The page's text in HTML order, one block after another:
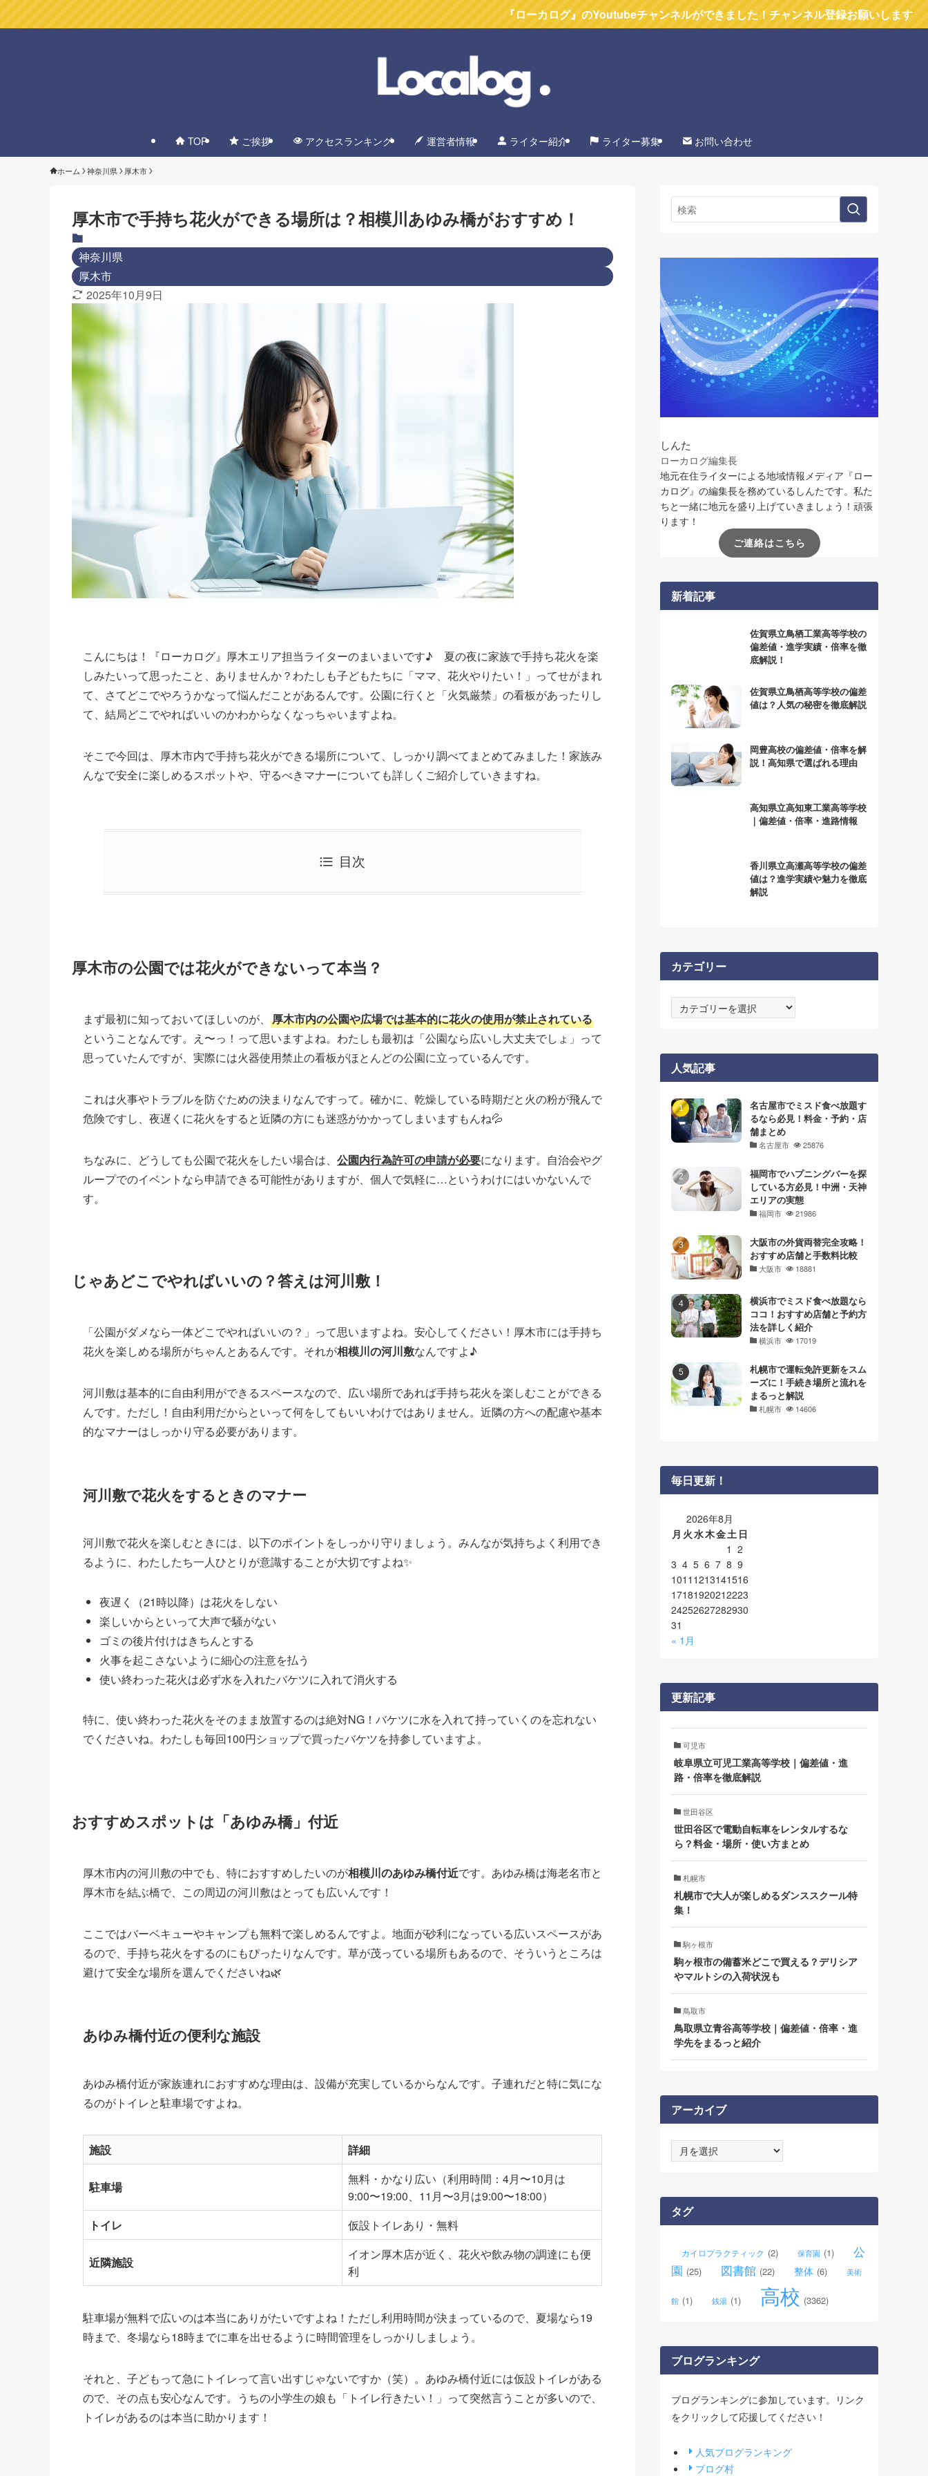
『ローカログ』のYoutubeチャンネルができました！チャンネル登録お願いします
TOP ご挨拶 アクセスランキング 運営者情報 ライター紹介 ライター募集 お問い合わせ
ホーム 神奈川県 厚木市
厚木市で手持ち花火ができる場所は？相模川あゆみ橋がおすすめ！
神奈川県
厚木市
2025年10月9日
こんにちは！『ローカログ』厚木エリア担当ライターのまいまいです♪ 夏の夜に家族で手持ち花火を楽
しみたいって思ったこと、ありませんか？わたしも子どもたちに「ママ、花火やりたい！」ってせがまれ
て、さてどこでやろうかなって悩んだことがあるんです。公園に行くと「火気厳禁」の看板があったりし
て、結局どこでやればいいのかわからなくなっちゃいますよね。
そこで今回は、厚木市内で手持ち花火ができる場所について、しっかり調べてまとめてみました！家族み
んなで安全に楽しめるスポットや、守るべきマナーについても詳しくご紹介していきますね。
目次
厚木市の公園では花火ができないって本当？
まず最初に知っておいてほしいのが、 厚木市内の公園や広場では基本的に花火の使用が禁止されている
ということなんです。え〜っ！って思いますよね。わたしも最初は「公園なら広いし大丈夫でしょ」って
思っていたんですが、実際には火器使用禁止の看板がほとんどの公園に立っているんです。
これは火事やトラブルを防ぐための決まりなんですって。確かに、乾燥している時期だと火の粉が飛んで
危険ですし、夜遅くに花火をすると近隣の方にも迷惑がかかってしまいますもんね💦
ちなみに、どうしても公園で花火をしたい場合は、 公園内行為許可の申請が必要になります。自治会やグ
ループでのイベントなら申請できる可能性がありますが、個人で気軽に…というわけにはいかないんで
す。
じゃあどこでやればいいの？答えは河川敷！
「公園がダメなら一体どこでやればいいの？」って思いますよね。安心してください！厚木市には手持ち
花火を楽しめる場所がちゃんとあるんです。それが相模川の河川敷なんですよ♪
河川敷は基本的に自由利用ができるスペースなので、広い場所であれば手持ち花火を楽しむことができる
んです。ただし！自由利用だからといって何をしてもいいわけではありません。近隣の方への配慮や基本
的なマナーはしっかり守る必要があります。
河川敷で花火をするときのマナー
河川敷で花火を楽しむときには、以下のポイントをしっかり守りましょう。みんなが気持ちよく利用でき
るように、わたしたち一人ひとりが意識することが大切ですよね✨
夜遅く（21時以降）は花火をしない
楽しいからといって大声で騒がない
ゴミの後片付けはきちんとする
火事を起こさないように細心の注意を払う
使い終わった花火は必ず水を入れたバケツに入れて消火する
特に、使い終わった花火をそのまま放置するのは絶対NG！バケツに水を入れて持っていくのを忘れない
でくださいね。わたしも毎回100円ショップで買ったバケツを持参していますよ。
おすすめスポットは「あゆみ橋」付近
厚木市内の河川敷の中でも、特におすすめしたいのが相模川のあゆみ橋付近です。あゆみ橋は海老名市と
厚木市を結ぶ橋で、この周辺の河川敷はとっても広いんです！
ここではバーベキューやキャンプも無料で楽しめるんですよ。地面が砂利になっている広いスペースがあ
るので、手持ち花火をするのにもぴったりなんです。草が茂っている場所もあるので、そういうところは
避けて安全な場所を選んでくださいね🌿
あゆみ橋付近の便利な施設
あゆみ橋付近が家族連れにおすすめな理由は、設備が充実しているからなんです。子連れだと特に気にな
るのがトイレと駐車場ですよね。
施設 詳細
駐車場
無料・かなり広い（利用時間：4月〜10月は
9:00〜19:00、11月〜3月は9:00〜18:00）
トイレ
仮設トイレあり・無料
近隣施設
イオン厚木店が近く、花火や飲み物の調達にも便
利
駐車場が無料で広いのは本当にありがたいですよね！ただし利用時間が決まっているので、夏場なら19
時まで、冬場なら18時までに車を出せるように時間管理をしっかりしましょう。
それと、子どもって急にトイレって言い出すじゃないですか（笑）。あゆみ橋付近には仮設トイレがある
ので、その点も安心なんです。うちの小学生の娘も「トイレ行きたい！」って突然言うことが多いので、
トイレがあるのは本当に助かります！
しんた
ローカログ編集長
地元在住ライターによる地域情報メディア『ロー
カログ』の編集長を務めているしんたです。私た
ちと一緒に地元を盛り上げていきましょう！頑張
ります！
ご連絡はこちら
新着記事
佐賀県立鳥栖工業高等学校の
偏差値・進学実績・倍率を徹
底解説！
佐賀県立鳥栖高等学校の偏差
値は？人気の秘密を徹底解説
岡豊高校の偏差値・倍率を解
説！高知県で選ばれる理由
高知県立高知東工業高等学校
｜偏差値・倍率・進路情報
香川県立高瀬高等学校の偏差
値は？進学実績や魅力を徹底
解説
カテゴリー
テ
ー
人気記事
名古屋市でミスド食べ放題す
るなら必見！料金・予約・店
舗まとめ
名古屋市 25876
福岡市でハプニングバーを探
している方必見！中洲・天神
エリアの実態
福岡市 21986
大阪市の外貨両替完全攻略！
おすすめ店舗と手数料比較
大阪市 18881
横浜市でミスド食べ放題なら
ココ！おすすめ店舗と予約方
法を詳しく紹介
横浜市 17019
札幌市で運転免許更新をスム
ーズに！手続き場所と流れを
まるっと解説
札幌市 14606
毎日更新！
2026年8月
月 火水木金土 日
1 2
3 4 5 6 7 8 9
1011 1213141516
17181920212223
24252627282930
31
« 1月
更新記事
可児市
岐阜県立可児工業高等学校｜偏差値・進
路・倍率を徹底解説
世田谷区
世田谷区で電動自転車をレンタルするな
ら？料金・場所・使い方まとめ
札幌市
札幌市で大人が楽しめるダンススクール特
集！
駒ヶ根市
駒ヶ根市の備蓄米どこで買える？デリシア
やマルトシの入荷状況も
鳥取市
鳥取県立青谷高等学校｜偏差値・倍率・進
学先をまるっと紹介
アーカイブ
ー
ブ
タグ
カイロプラクティック (2) 保育園 (1)
公
園 (25) 図書館 (22) 整体 (6) 美術
館 (1) 銭湯 (1) 高校 (3362)
ブログランキング
ブログランキングに参加しています。リンク
をクリックして応援してください！
人気ブログランキング
ブログ村